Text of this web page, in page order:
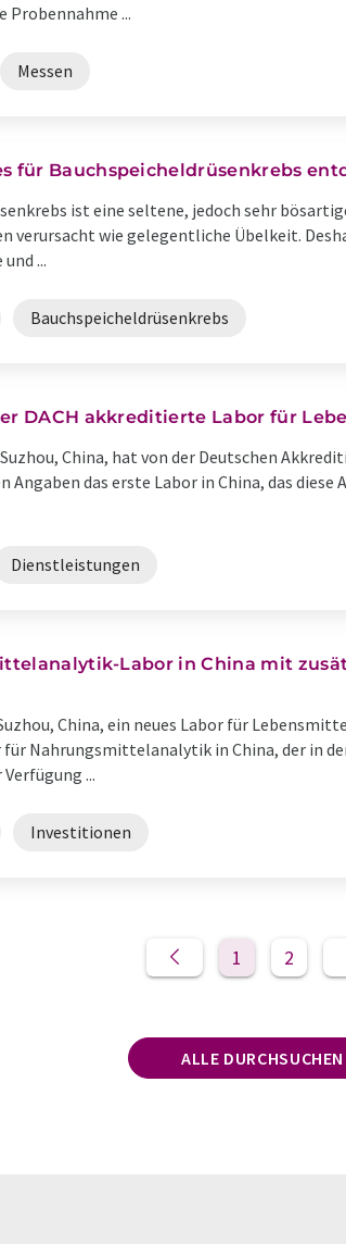
Probennahme ...
Messen
für Bauchspeicheldrüsenkrebs
ist eine seltene, jedoch sehr
verursacht wie gelegentliche Übelkeit.
...
Bauchspeicheldrüsenkrebs
DACH akkreditierte Labor für
China, hat von der Deutschen
Angaben das erste Labor in China, das
Dienstleistungen
Labor in China mit
China, ein neues Labor für
Nahrungsmittelanalytik in China, der in
...
Investitionen
1 2
ALLE DURCHSUCHEN